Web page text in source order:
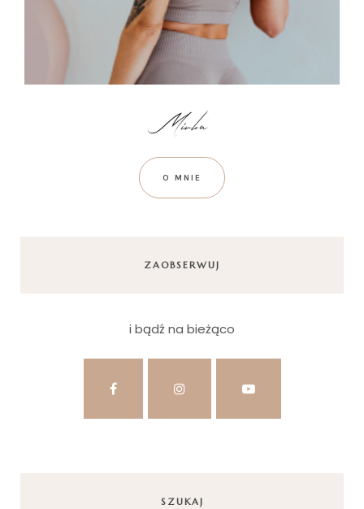
O MNIE
ZAOBSERWUJ
i bądź na bieżąco
SZUKAJ